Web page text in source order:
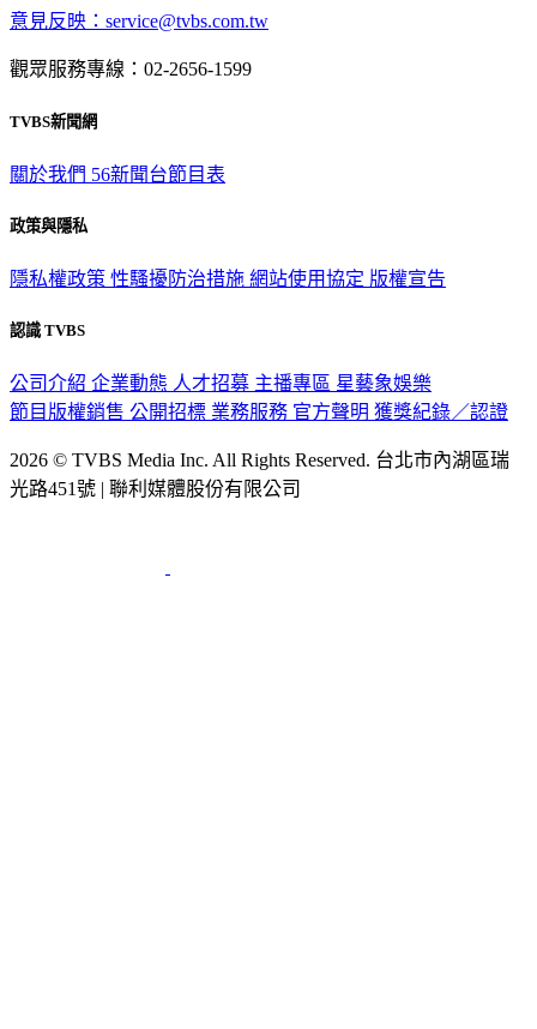
意見反映：service@tvbs.com.tw
觀眾服務專線：02-2656-1599
TVBS新聞網
關於我們 56新聞台節目表
政策與隱私
隱私權政策 性騷擾防治措施 網站使用協定 版權宣告
認識 TVBS
公司介紹 企業動態 人才招募 主播專區 星藝象娛樂
節目版權銷售 公開招標 業務服務 官方聲明 獲獎紀錄／認證
2026 © TVBS Media Inc. All Rights Reserved. 台北市內湖區瑞
光路451號 | 聯利媒體股份有限公司